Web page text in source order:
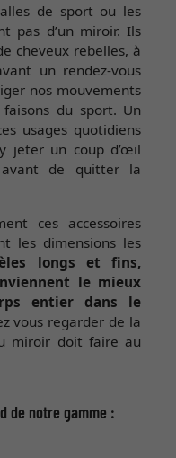
de sport ou les
pas d’un miroir. Ils
cheveux rebelles, à
un rendez-vous
nos mouvements
du sport. Un
usages quotidiens
jeter un coup d’œil
avant de quitter la
ces accessoires
les dimensions les
longs et fins,
le mieux
entier dans le
vous regarder de la
miroir doit faire au
de notre gamme :